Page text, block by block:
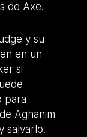
de Axe.
y su
en un
si
para
Aghanim
salvarlo.